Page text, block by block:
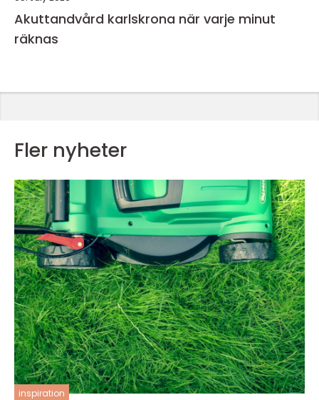
Akuttandvård karlskrona när varje minut
räknas
Fler nyheter
inspiration